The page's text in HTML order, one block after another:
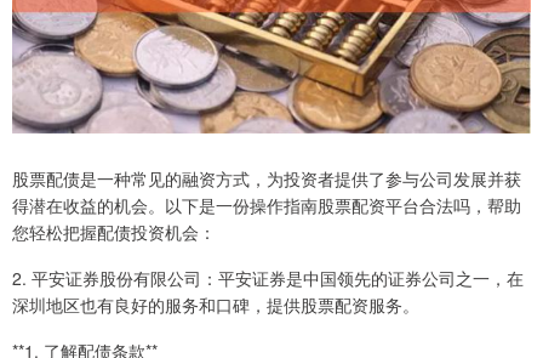
股票配债是一种常见的融资方式，为投资者提供了参与公司发展并获
得潜在收益的机会。以下是一份操作指南股票配资平台合法吗，帮助
您轻松把握配债投资机会：
2. 平安证券股份有限公司：平安证券是中国领先的证券公司之一，在
深圳地区也有良好的服务和口碑，提供股票配资服务。
**1. 了解配债条款**